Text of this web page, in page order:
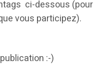
ci-dessous (pour
vous participez).
:-)